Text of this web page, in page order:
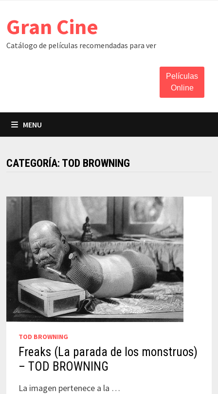
content
Gran Cine
Catálogo de películas recomendadas para ver
Películas
Online
MENU
CATEGORÍA: TOD BROWNING
TOD BROWNING
Freaks (La parada de los monstruos)
– TOD BROWNING
La imagen pertenece a la …